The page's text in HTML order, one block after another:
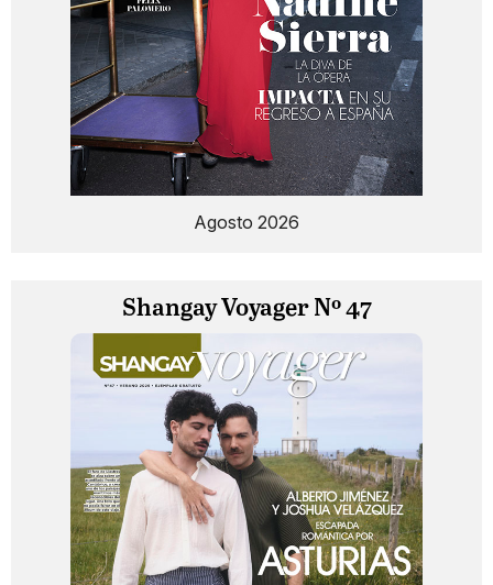
Agosto 2026
Shangay Voyager Nº 47